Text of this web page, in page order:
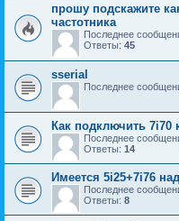
прошу подскажите
частотника
Последнее
Ответы: 45
sserial
Последнее
Как подключить 7i70
Последнее
Ответы: 14
Имеется 5i25+7i76
Последнее
Ответы: 8